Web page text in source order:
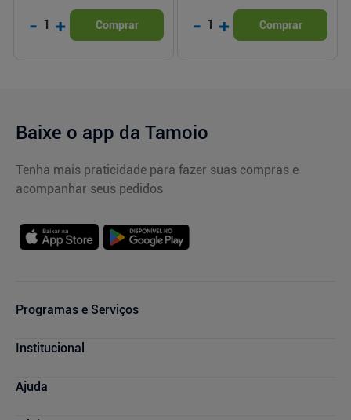
- 1 + Comprar - 1 + Comprar
Baixe o app da Tamoio
Tenha mais praticidade para fazer suas compras e
acompanhar seus pedidos
Programas e Serviços
Serviços Farmacêuticos
Cupons de Desconto
Institucional
Nossas Lojas
Ajuda